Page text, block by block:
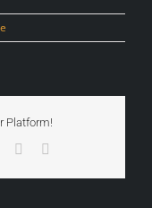
Platform!
Pinterest